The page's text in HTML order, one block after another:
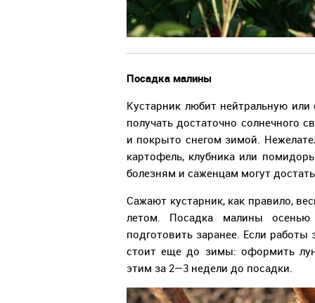
Посадка малины
Кустарник любит нейтральную
получать достаточно солнечного
и покрыто снегом зимой.
картофель, клубника или
болезням и саженцам могут
Сажают кустарник, как правило,
летом. Посадка малины
подготовить заранее. Если
стоит еще до зимы: оформить
этим за 2—3 недели до посадки.